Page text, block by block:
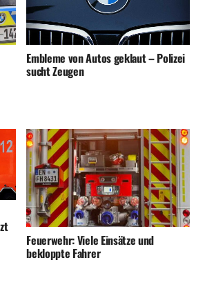
Embleme von Autos geklaut – Polizei
sucht Zeugen
Feuerwehr: Viele Einsätze und
bekloppte Fahrer